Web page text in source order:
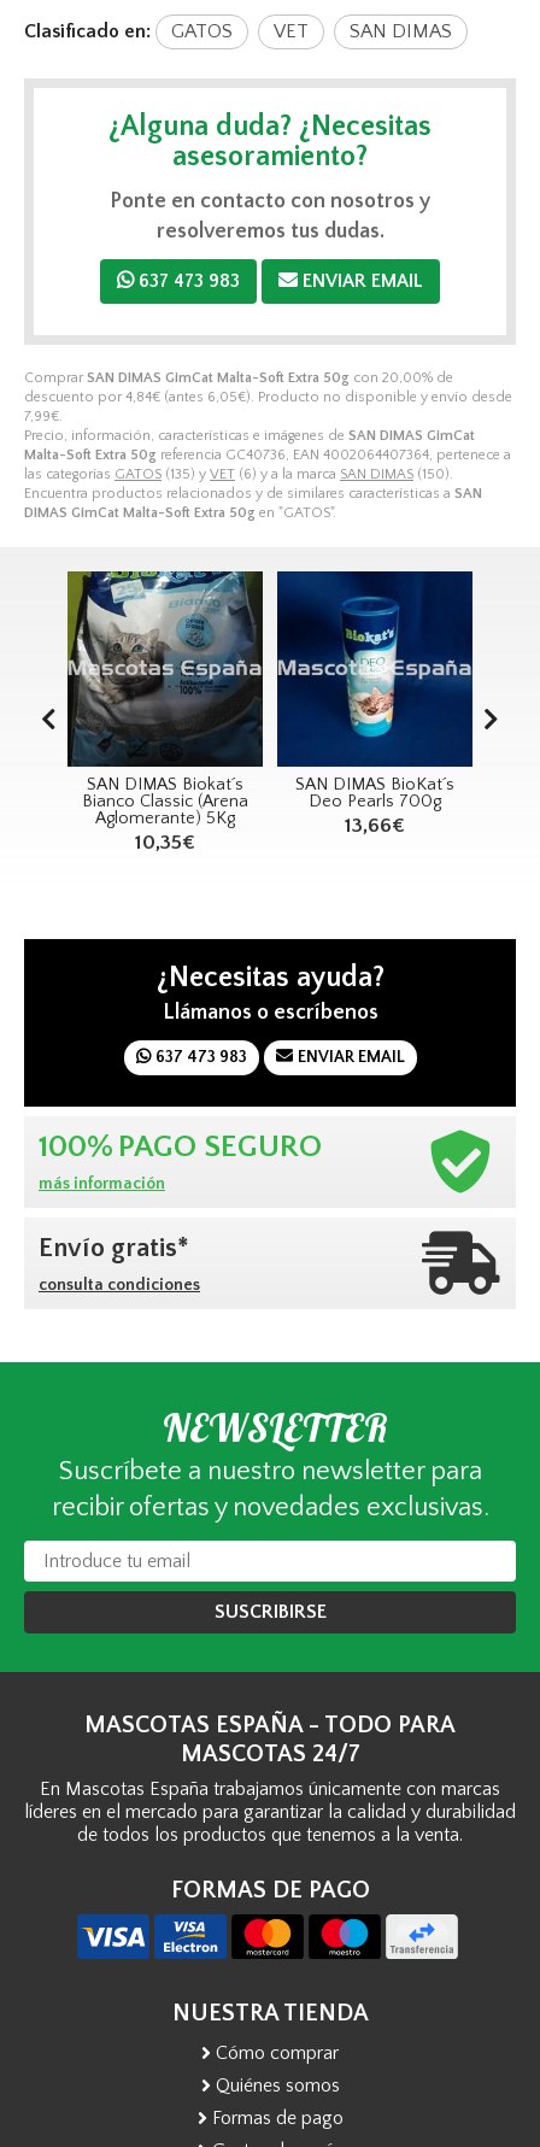
Comprar SAN DIMAS GimCat Malta-Soft Extra 50g con 20,00% de
descuento por 4,84€ (antes 6,05€). Producto no disponible y envío desde
7,99€.
Precio, información, características e imágenes de SAN DIMAS GimCat
Malta-Soft Extra 50g referencia GC40736, EAN 4002064407364, pertenece a
las categorías GATOS (135) y VET (6) y a la marca SAN DIMAS (150).
Encuentra productos relacionados y de similares características a SAN
DIMAS GimCat Malta-Soft Extra 50g en "GATOS".
Clasificado en: GATOS VET SAN DIMAS
¿Alguna duda? ¿Necesitas
asesoramiento?
Ponte en contacto con nosotros y
resolveremos tus dudas.
637 473 983 ENVIAR EMAIL
SAN DIMAS BioKat´s
Deo Pearls 700g
13,66€
SAN DIMAS
Comedero Gatitos
250ml Azul
¿Necesitas ayuda?
Llámanos o escríbenos
637 473 983 ENVIAR EMAIL
100% PAGO SEGURO
más información
Envío gratis*
consulta condiciones
NEWSLETTER
Suscríbete a nuestro newsletter para
recibir ofertas y novedades exclusivas.
SUSCRIBIRSE
MASCOTAS ESPAÑA - TODO PARA
MASCOTAS 24/7
En Mascotas España trabajamos únicamente con marcas
líderes en el mercado para garantizar la calidad y durabilidad
de todos los productos que tenemos a la venta.
FORMAS DE PAGO
NUESTRA TIENDA
Cómo comprar
Quiénes somos
Formas de pago